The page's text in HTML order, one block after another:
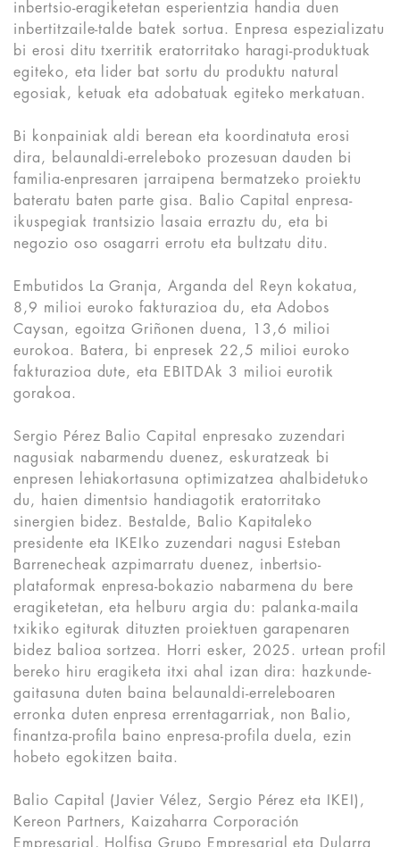
inbertsio-eragiketetan esperientzia handia duen
inbertitzaile-talde batek sortua. Enpresa espezializatu
bi erosi ditu txerritik eratorritako haragi-produktuak
egiteko, eta lider bat sortu du produktu natural
egosiak, ketuak eta adobatuak egiteko merkatuan.
Bi konpainiak aldi berean eta koordinatuta erosi
dira, belaunaldi-erreleboko prozesuan dauden bi
familia-enpresaren jarraipena bermatzeko proiektu
bateratu baten parte gisa. Balio Capital enpresa-
ikuspegiak trantsizio lasaia erraztu du, eta bi
negozio oso osagarri errotu eta bultzatu ditu.
Embutidos La Granja, Arganda del Reyn kokatua,
8,9 milioi euroko fakturazioa du, eta Adobos
Caysan, egoitza Griñonen duena, 13,6 milioi
eurokoa. Batera, bi enpresek 22,5 milioi euroko
fakturazioa dute, eta EBITDAk 3 milioi eurotik
gorakoa.
Sergio Pérez Balio Capital enpresako zuzendari
nagusiak nabarmendu duenez, eskuratzeak bi
enpresen lehiakortasuna optimizatzea ahalbidetuko
du, haien dimentsio handiagotik eratorritako
sinergien bidez. Bestalde, Balio Kapitaleko
presidente eta IKEIko zuzendari nagusi Esteban
Barrenecheak azpimarratu duenez, inbertsio-
plataformak enpresa-bokazio nabarmena du bere
eragiketetan, eta helburu argia du: palanka-maila
txikiko egiturak dituzten proiektuen garapenaren
bidez balioa sortzea. Horri esker, 2025. urtean profil
bereko hiru eragiketa itxi ahal izan dira: hazkunde-
gaitasuna duten baina belaunaldi-erreleboaren
erronka duten enpresa errentagarriak, non Balio,
finantza-profila baino enpresa-profila duela, ezin
hobeto egokitzen baita.
Balio Capital (Javier Vélez, Sergio Pérez eta IKEI),
Kereon Partners, Kaizaharra Corporación
Empresarial, Holfisa Grupo Empresarial eta Dularra